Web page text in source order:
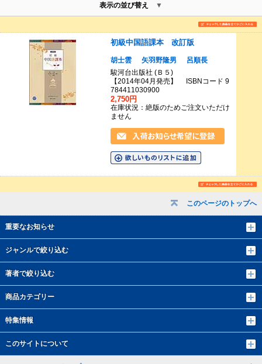
このページのトップへ
重要なお知らせ
ジャンルで絞り込む
著者で絞り込む
商品カテゴリー
特集情報
このサイトについて
表示の並び替え
初級中国語課本 改訂版
胡士雲 矢羽野隆男
呂順長
駿河台出版社 (Ｂ５)
【2014年04月発売】 ISBNコード 9
784411030900
2,750円
在庫状況：絶版のためご注文いただけ
ません